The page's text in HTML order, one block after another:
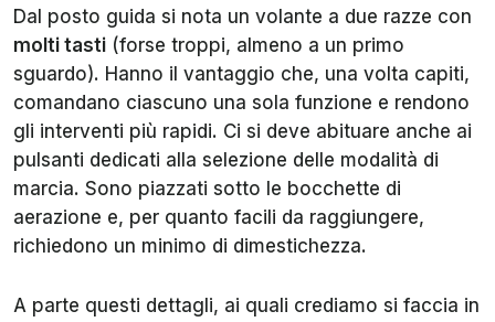
Dal posto guida si nota un volante a due razze con
molti tasti (forse troppi, almeno a un primo
sguardo). Hanno il vantaggio che, una volta capiti,
comandano ciascuno una sola funzione e rendono
gli interventi più rapidi. Ci si deve abituare anche ai
pulsanti dedicati alla selezione delle modalità di
marcia. Sono piazzati sotto le bocchette di
aerazione e, per quanto facili da raggiungere,
richiedono un minimo di dimestichezza.
A parte questi dettagli, ai quali crediamo si faccia in